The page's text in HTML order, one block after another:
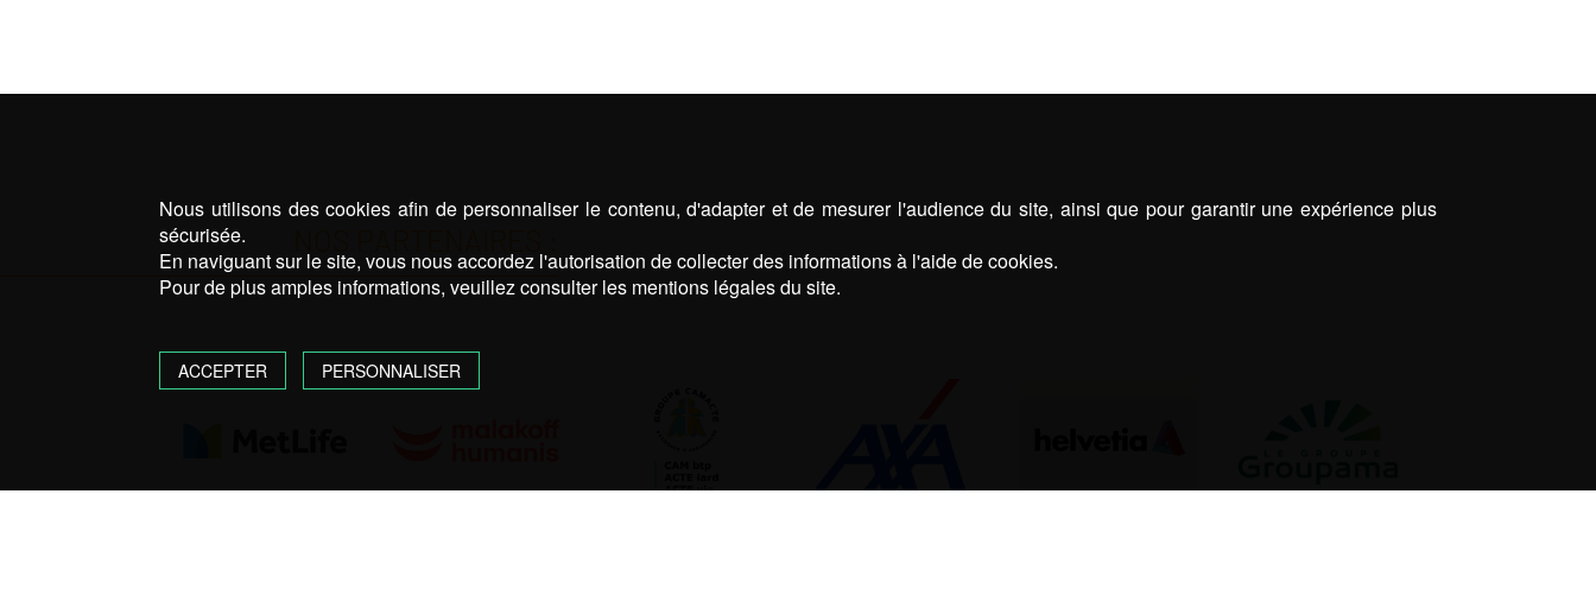
Nous utilisons des cookies afin de personnaliser le contenu, d'adapter et de mesurer l'audience du site, ainsi que pour garantir une expérience plus
sécurisée.
En naviguant sur le site, vous nous accordez l'autorisation de collecter des informations à l'aide de cookies.
Pour de plus amples informations, veuillez consulter les mentions légales du site.
ACCEPTER PERSONNALISER